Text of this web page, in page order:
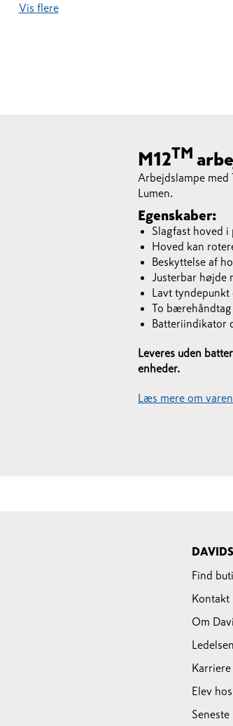
Vis flere
M12TM
Arbejdslampe med
Lumen.
Egenskaber:
Slagfast hoved
Hoved kan
Beskyttelse af
Justerbar højde
Lavt
To
Batteriindikator
Leveres uden
enheder.
Læs mere om
Find
Kontakt
Om
Ledelsen
Karriere
Elev
Seneste